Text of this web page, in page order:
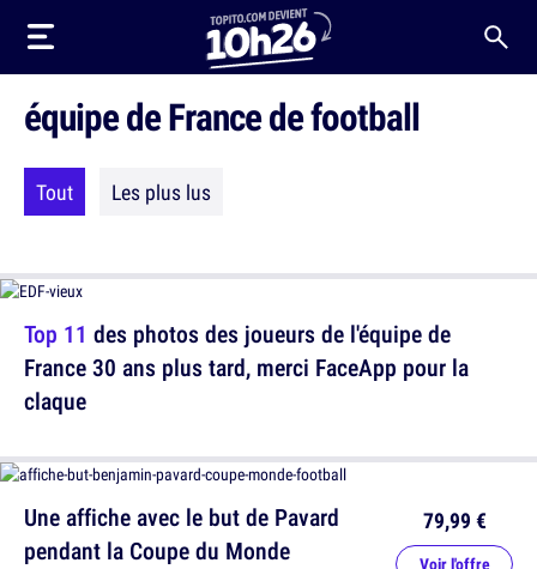
équipe de France de football
Tout Les plus lus
Top 11 des photos des joueurs de l'équipe de
France 30 ans plus tard, merci FaceApp pour la
claque
Une affiche avec le but de Pavard
pendant la Coupe du Monde
79,99 €
Voir l'offre